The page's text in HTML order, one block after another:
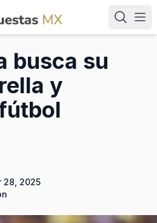
busca su
y
28, 2025